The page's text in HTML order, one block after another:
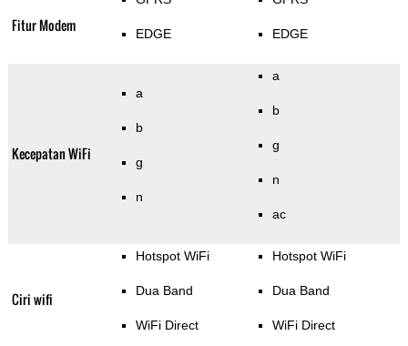
Fitur Modem EDGE EDGE
Kecepatan WiFi
a
b
g
n
a
b
g
n
ac
Ciri wifi
Hotspot WiFi
Dua Band
WiFi Direct
Hotspot WiFi
Dua Band
WiFi Direct